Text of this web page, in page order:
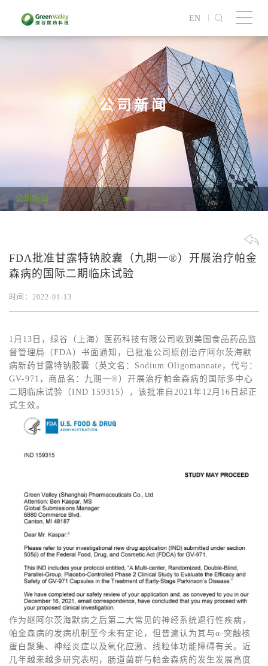
EN
公司新闻
公司新闻
FDA批准甘露特钠胶囊（九期一®）开展治疗帕金
森病的国际二期临床试验
时间：2022-01-13
1月13日，绿谷（上海）医药科技有限公司收到美国食品药品监
督管理局（FDA）书面通知，已批准公司原创治疗阿尔茨海默
病新药甘露特钠胶囊（英文名：Sodium Oligomannate，代号：
GV-971，商品名：九期一®）开展治疗帕金森病的国际多中心
二期临床试验（IND 159315），该批准自2021年12月16日起正
式生效。
作为继阿尔茨海默病之后第二大常见的神经系统退行性疾病，
帕金森病的发病机制至今未有定论，但普遍认为其与α-突触核
蛋白聚集、神经炎症以及氧化应激、线粒体功能障碍有关。近
几年越来越多研究表明，肠道菌群与帕金森病的发生发展高度